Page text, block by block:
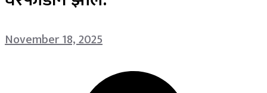
November 18, 2025